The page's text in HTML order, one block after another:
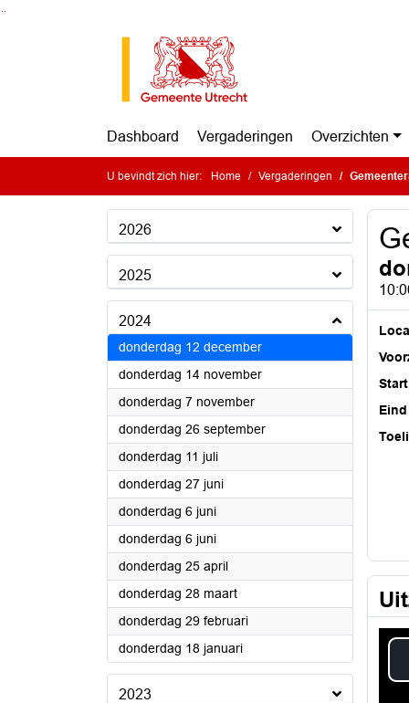
Dashboard Vergaderingen Overzichten
U bevindt zich hier: Home Vergaderingen
2026
2025
2024
donderdag 12 december2024
donderdag 14 november2024
donderdag 7 november2024
donderdag 26 september2024
donderdag 11 juli2024
donderdag 27 juni2024
donderdag 6 juni2024
donderdag 6 juni2024
donderdag 25 april2024
donderdag 28 maart2024
donderdag 29 februari2024
donderdag 18 januari2024
2023
Start
Eind